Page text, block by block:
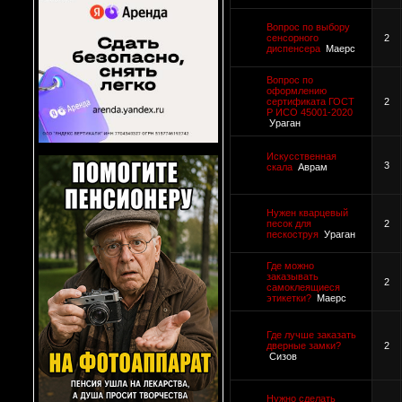
Вопрос по выбору
сенсорного
диспенсера Маерс
2
Вопрос по
оформлению
сертификата ГОСТ
Р ИСО 45001-2020
Ураган
2
Искусственная
скала Аврам 3
Нужен кварцевый
песок для
пескоструя Ураган
2
Где можно
заказывать
самоклеящиеся
этикетки? Маерс
2
Где лучше заказать
дверные замки?
Сизов
2
Нужно сделать